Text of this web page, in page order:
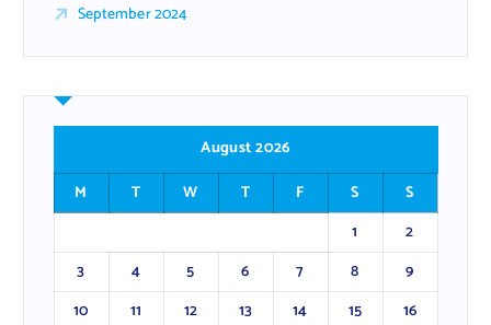
September 2024
August 2026
M
T W T F S
S
1
2
3
4 5 6 7 8
9
10
11 12 13 14 15
16